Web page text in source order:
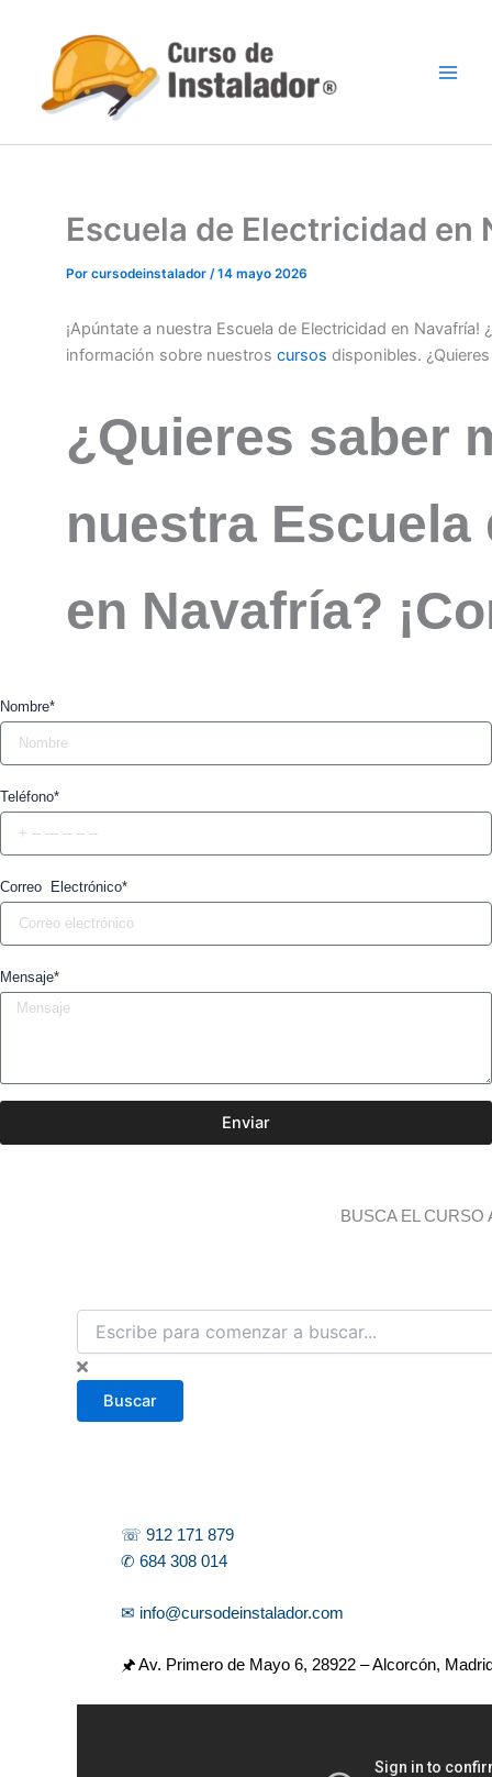
contenido
Escuela de Electricidad en
Por cursodeinstalador /14 mayo 2026
¡Apúntate a nuestra Escuela de Electricidad en Navafría!
información sobre nuestros cursos disponibles.
¿Quieres saber
nuestra
en Navafría?
Nombre*
Teléfono*
Correo Electrónico*
Mensaje*
Enviar
BUSCA EL CURSO
B
s
c
Buscar
☏ 912 171 879
✆ 684 308 014
✉ info@cursodeinstalador.com
🖈 Av. Primero de Mayo 6, 28922 – Alcorcón,